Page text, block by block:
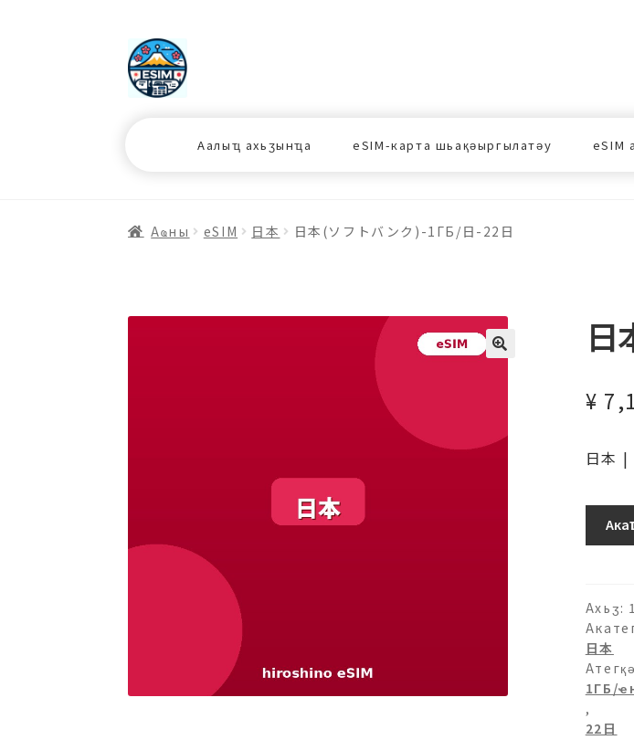
ナ
ビ
ゲ
ス
コ
ン
テ
プ
Аалыҵ ахьӡынҵа eSIM-карта шьақәыргылатәу eSIM
Аҩны еSIM 日本 日本(ソフトバンク)-1ГБ/日-22日
日
¥
日本
ト
バ
ン
ク)-
日-22
日
Ахьӡ:
日本
1ГБ/
,
22日